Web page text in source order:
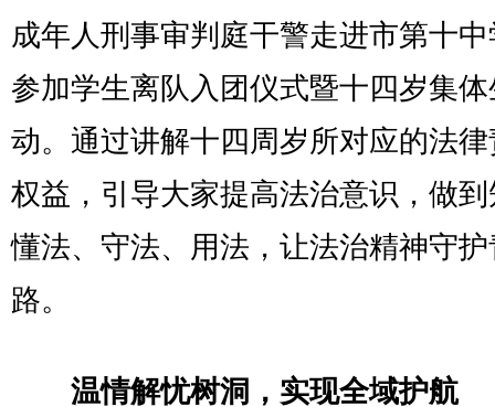
成年人刑事审判庭干警走进市第十
参加学生离队入团仪式暨十四岁集
动。通过讲解十四周岁所对应的法
权益，引导大家提高法治意识，做
懂法、守法、用法，让法治精神守
路。
温情解忧树洞，实现全域护航